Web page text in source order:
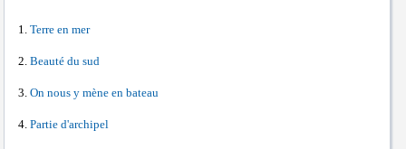
Terre en mer
Beauté du sud
On nous y mène en bateau
Partie d'archipel